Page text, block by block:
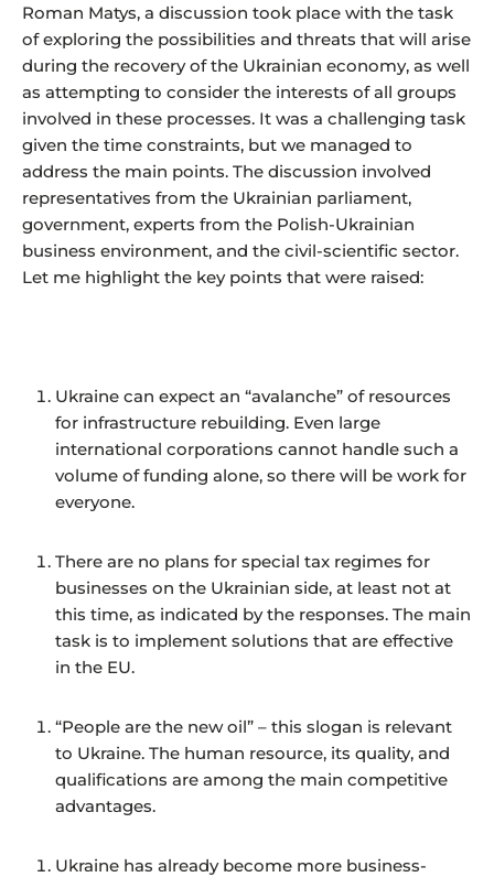
Roman Matys, a discussion took place with the task
of exploring the possibilities and threats that will arise
during the recovery of the Ukrainian economy, as well
as attempting to consider the interests of all groups
involved in these processes. It was a challenging task
given the time constraints, but we managed to
address the main points. The discussion involved
representatives from the Ukrainian parliament,
government, experts from the Polish-Ukrainian
business environment, and the civil-scientific sector.
Let me highlight the key points that were raised:
Ukraine can expect an “avalanche” of resources
for infrastructure rebuilding. Even large
international corporations cannot handle such a
volume of funding alone, so there will be work for
everyone.
There are no plans for special tax regimes for
businesses on the Ukrainian side, at least not at
this time, as indicated by the responses. The main
task is to implement solutions that are effective
in the EU.
“People are the new oil” – this slogan is relevant
to Ukraine. The human resource, its quality, and
qualifications are among the main competitive
advantages.
Ukraine has already become more business-